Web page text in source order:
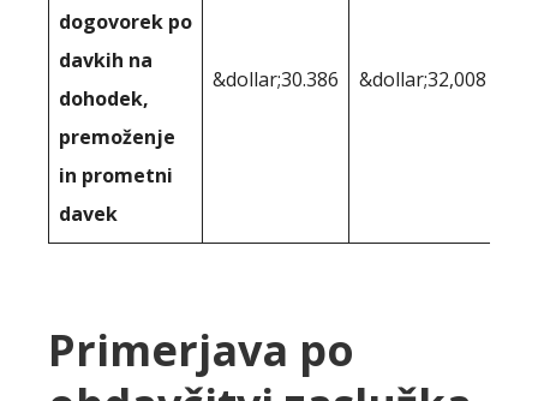
dogovorek po
davkih na
dohodek,
premoženje
in prometni
davek
&dollar;30.386 &dollar;32,008
Primerjava po